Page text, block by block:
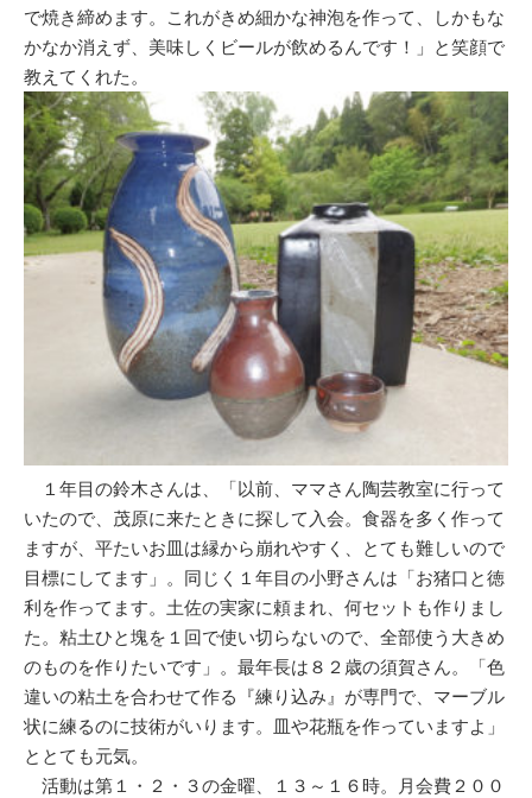
で焼き締めます。これがきめ細かな神泡を作って、しかもな
かなか消えず、美味しくビールが飲めるんです！」と笑顔で
教えてくれた。
１年目の鈴木さんは、「以前、ママさん陶芸教室に行って
いたので、茂原に来たときに探して入会。食器を多く作って
ますが、平たいお皿は縁から崩れやすく、とても難しいので
目標にしてます」。同じく１年目の小野さんは「お猪口と徳
利を作ってます。土佐の実家に頼まれ、何セットも作りまし
た。粘土ひと塊を１回で使い切らないので、全部使う大きめ
のものを作りたいです」。最年長は８２歳の須賀さん。「色
違いの粘土を合わせて作る『練り込み』が専門で、マーブル
状に練るのに技術がいります。皿や花瓶を作っていますよ」
ととても元気。
活動は第１・２・３の金曜、１３～１６時。月会費２００